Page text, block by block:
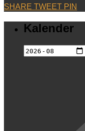
SHARE TWEET PIN
Kalender